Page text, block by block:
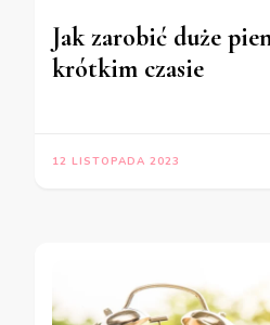
Jak zarobić duże
krótkim czasie
12 LISTOPADA 2023